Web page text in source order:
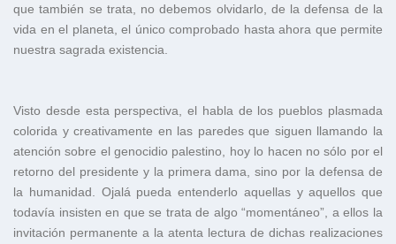
que también se trata, no debemos olvidarlo, de la defensa de la
vida en el planeta, el único comprobado hasta ahora que permite
nuestra sagrada existencia.
Visto desde esta perspectiva, el habla de los pueblos plasmada
colorida y creativamente en las paredes que siguen llamando la
atención sobre el genocidio palestino, hoy lo hacen no sólo por el
retorno del presidente y la primera dama, sino por la defensa de
la humanidad. Ojalá pueda entenderlo aquellas y aquellos que
todavía insisten en que se trata de algo “momentáneo”, a ellos la
invitación permanente a la atenta lectura de dichas realizaciones